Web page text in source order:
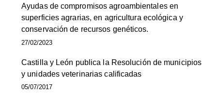
Ayudas de compromisos agroambientales en
superficies agrarias, en agricultura ecológica y
conservación de recursos genéticos.
27/02/2023
Castilla y León publica la Resolución de municipios
y unidades veterinarias calificadas
05/07/2017